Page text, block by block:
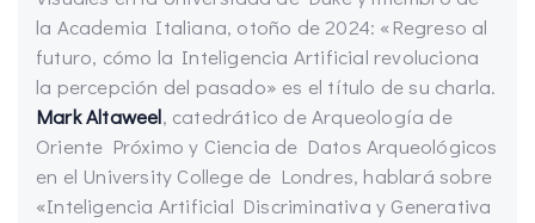
la Academia Italiana, otoño de 2024: «Regreso al
futuro, cómo la Inteligencia Artificial revoluciona
la percepción del pasado» es el título de su charla.
Mark Altaweel, catedrático de Arqueología de
Oriente Próximo y Ciencia de Datos Arqueológicos
en el University College de Londres, hablará sobre
«Inteligencia Artificial Discriminativa y Generativa